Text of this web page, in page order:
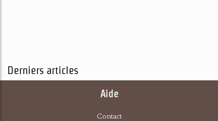
Derniers articles
Aide
Contact